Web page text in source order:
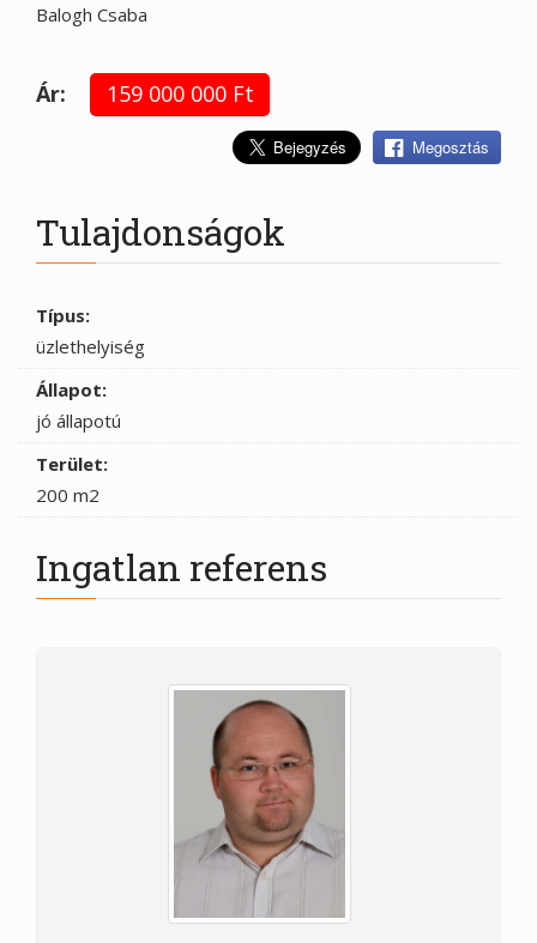
Balogh Csaba
Ár: 159 000 000 Ft
Megosztás
Tulajdonságok
Típus:
üzlethelyiség
Állapot:
jó állapotú
Terület:
200 m2
Ingatlan referens